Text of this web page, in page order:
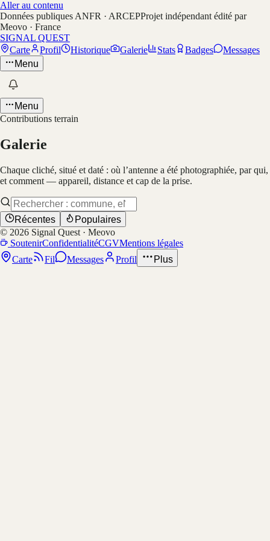
Aller au contenu
Données publiques ANFR · ARCEPProjet indépendant édité par
Meovo · France
SIGNAL QUEST
Carte
Profil Historique Galerie Stats Badges
Messages
Menu
Menu
Contributions terrain
Galerie
Chaque cliché, situé et daté : où l’antenne a été photographiée, par qui,
et comment — appareil, distance et cap de la prise.
Récentes
Populaires
© 2026 Signal Quest · Meovo
SoutenirConfidentialitéCGVMentions légales
Carte
Fil Messages Profil Plus